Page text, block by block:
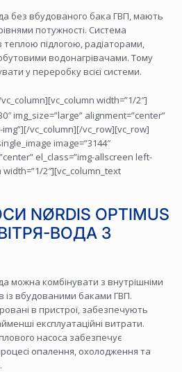
без вбудованого бака ГВП, мають
потужності. Система
теплою підлогою, радіаторами,
водонагрівачами. Тому
у переробку всієї системи.
width=”1/2″]
img_size=”large” alignment=”center”
vc_column][/vc_row][vc_row]
image=”3144″
el_class=”img-allscreen left-
2″][vc_column_text
NØRDIS OPTIMUS
ВОДА З
можна комбінувати з внутрішніми
із вбудованими баками ГВП.
в пристрої, забезпечують
експлуатаційні витрати.
насоса забезпечує
опалення, охолодження та